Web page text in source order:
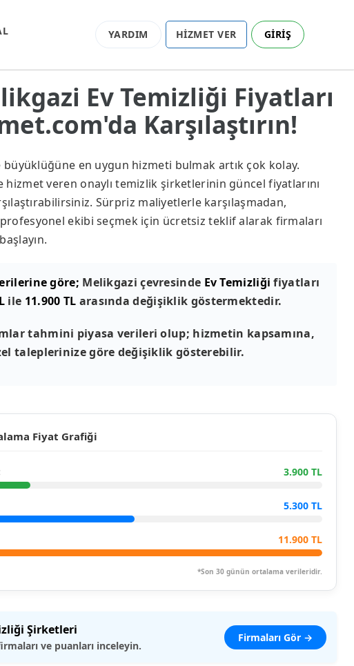
YARDIM HİZMET VER GİRİŞ
Ev Temizliği Fiyatları
Karşılaştırın!
büyüklüğüne en uygun hizmeti bulmak artık çok kolay.
hizmet veren onaylı temizlik şirketlerinin güncel fiyatlarını
Sürpriz maliyetlerle karşılaşmadan,
ekibi seçmek için ücretsiz teklif alarak firmaları
göre; Melikgazi çevresinde Ev Temizliği fiyatları
ile 11.900 TL arasında değişiklik göstermektedir.
tahmini piyasa verileri olup; hizmetin kapsamına,
taleplerinize göre değişiklik gösterebilir.
Fiyat Grafiği
3.900 TL
5.300 TL
11.900 TL
*Son 30 günün ortalama verileridir.
Şirketleri
ve puanları inceleyin.
Firmaları Gör →